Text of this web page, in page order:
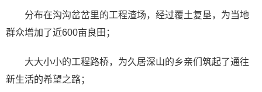
分布在沟沟岔岔里的工程渣场，经过覆土复垦，为当地
群众增加了近600亩良田；
大大小小的工程路桥，为久居深山的乡亲们筑起了通往
新生活的希望之路；